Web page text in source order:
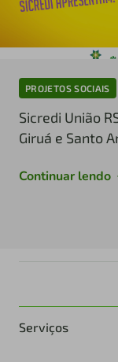
PROJETOS SOCIAIS
Sicredi União
Giruá e Santo
Continuar lendo
Serviços